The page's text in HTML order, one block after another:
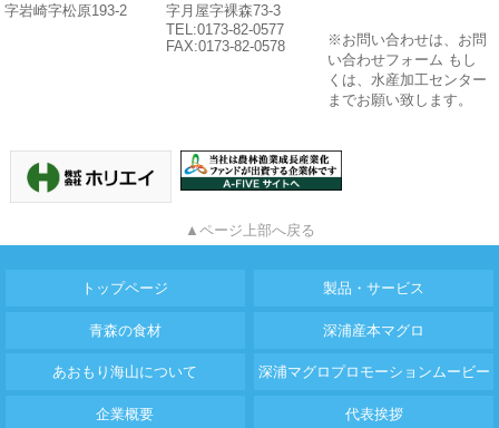
字岩崎字松原193-2
字月屋字裸森73-3
TEL:0173-82-0577
FAX:0173-82-0578
※お問い合わせは、お問
い合わせフォーム もし
くは、水産加工センター
までお願い致します。
▲ページ上部へ戻る
トップページ 製品・サービス
青森の食材 深浦産本マグロ
あおもり海山について 深浦マグロプロモーションムービー
企業概要 代表挨拶